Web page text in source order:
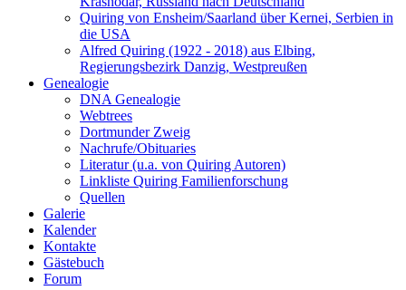
Quiring von Ensheim/Saarland über Kernei, Serbien in
die USA
Alfred Quiring (1922 - 2018) aus Elbing,
Regierungsbezirk Danzig, Westpreußen
Genealogie
DNA Genealogie
Webtrees
Dortmunder Zweig
Nachrufe/Obituaries
Literatur (u.a. von Quiring Autoren)
Linkliste Quiring Familienforschung
Quellen
Galerie
Kalender
Kontakte
Gästebuch
Forum